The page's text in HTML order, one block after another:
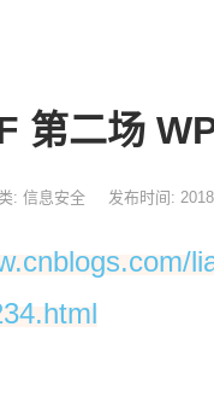
第二场
: 信息安全 发布时间: